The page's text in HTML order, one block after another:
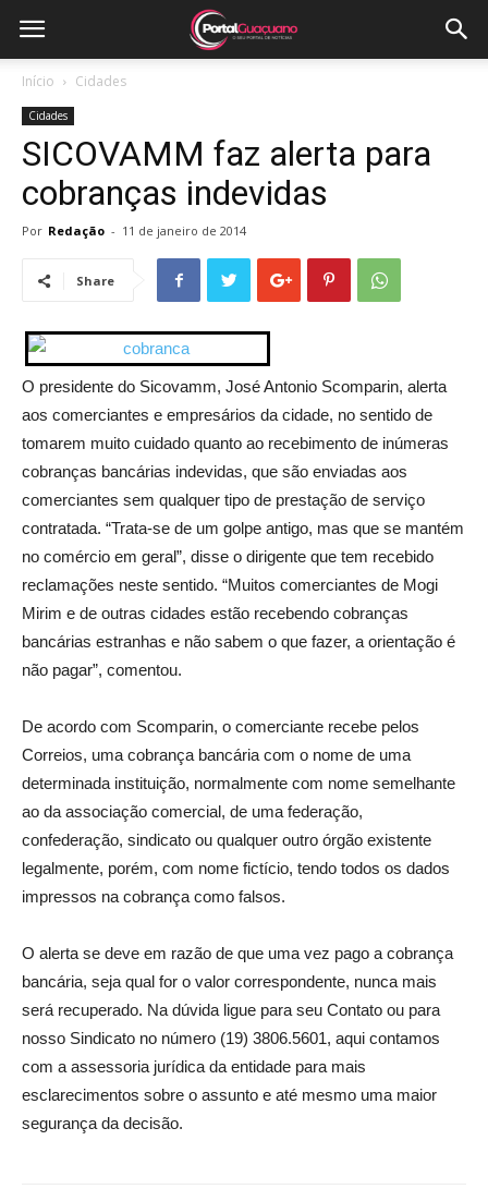
Início Cidades
Cidades
SICOVAMM faz alerta para
cobranças indevidas
Por Redação - 11 de janeiro de 2014
Share
O presidente do Sicovamm, José Antonio Scomparin, alerta
aos comerciantes e empresários da cidade, no sentido de
tomarem muito cuidado quanto ao recebimento de inúmeras
cobranças bancárias indevidas, que são enviadas aos
comerciantes sem qualquer tipo de prestação de serviço
contratada. “Trata-se de um golpe antigo, mas que se mantém
no comércio em geral”, disse o dirigente que tem recebido
reclamações neste sentido. “Muitos comerciantes de Mogi
Mirim e de outras cidades estão recebendo cobranças
bancárias estranhas e não sabem o que fazer, a orientação é
não pagar”, comentou.
De acordo com Scomparin, o comerciante recebe pelos
Correios, uma cobrança bancária com o nome de uma
determinada instituição, normalmente com nome semelhante
ao da associação comercial, de uma federação,
confederação, sindicato ou qualquer outro órgão existente
legalmente, porém, com nome fictício, tendo todos os dados
impressos na cobrança como falsos.
O alerta se deve em razão de que uma vez pago a cobrança
bancária, seja qual for o valor correspondente, nunca mais
será recuperado. Na dúvida ligue para seu Contato ou para
nosso Sindicato no número (19) 3806.5601, aqui contamos
com a assessoria jurídica da entidade para mais
esclarecimentos sobre o assunto e até mesmo uma maior
segurança da decisão.